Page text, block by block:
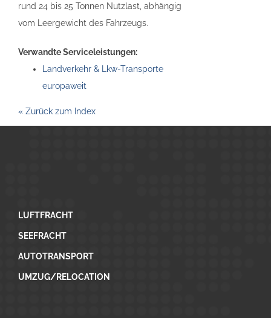
rund 24 bis 25 Tonnen Nutzlast, abhängig
vom Leergewicht des Fahrzeugs.
Verwandte Serviceleistungen:
Landverkehr & Lkw-Transporte
europaweit
« Zurück zum Index
LUFTFRACHT
SEEFRACHT
AUTOTRANSPORT
UMZUG/RELOCATION